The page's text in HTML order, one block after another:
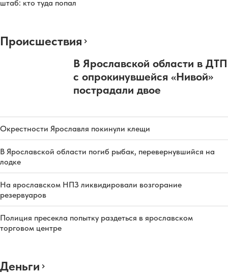
штаб: кто туда попал
Происшествия
В Ярославской области в ДТП
с опрокинувшейся «Нивой»
пострадали двое
Окрестности Ярославля покинули клещи
В Ярославской области погиб рыбак, перевернувшийся на
лодке
На ярославском НПЗ ликвидировали возгорание
резервуаров
Полиция пресекла попытку раздеться в ярославском
торговом центре
Деньги